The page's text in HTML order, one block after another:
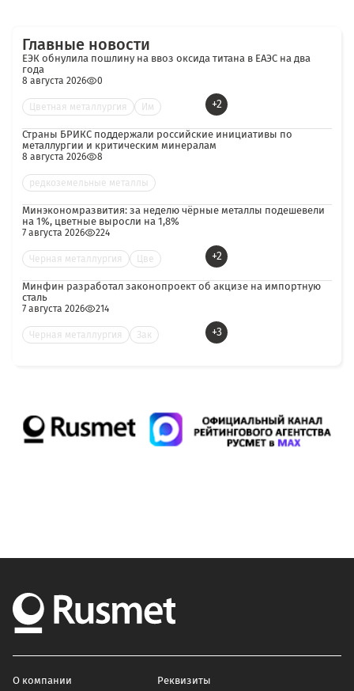
Главные новости
ЕЭК обнулила пошлину на ввоз оксида титана в ЕАЭС на два
года
8 августа 2026 0
Цветная металлургия Им +2
Страны БРИКС поддержали российские инициативы по
металлургии и критическим минералам
8 августа 2026 8
редкоземельные металлы
Минэкономразвития: за неделю чёрные металлы подешевели
на 1%, цветные выросли на 1,8%
7 августа 2026 224
Черная металлургия Цве +2
Минфин разработал законопроект об акцизе на импортную
сталь
7 августа 2026 214
Черная металлургия Зак +3
О компании Реквизиты